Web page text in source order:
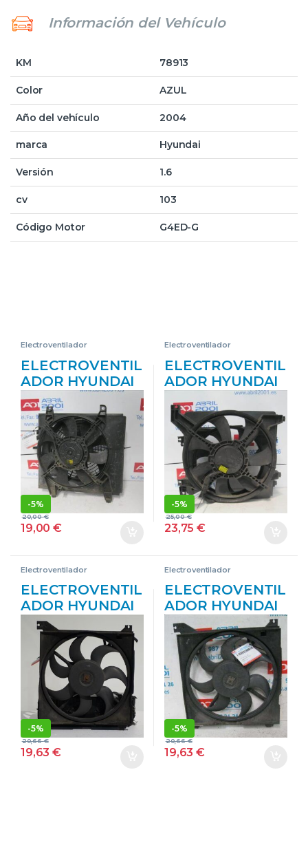
Información del Vehículo
KM 78913
Color AZUL
Año del vehículo 2004
marca Hyundai
Versión 1.6
cv 103
Código Motor G4ED-G
Electroventilador
ELECTROVENTIL
ADOR HYUNDAI
MATRIX (FC)
(2001->) 1.5 CRDI
D3-EA D3EA
VERDE
-5%
19,00€
20,00€
Electroventilador
ELECTROVENTIL
ADOR HYUNDAI
ELANTRA (XD)
(2000->) 2.0 CRDI
D4EA GRIS
-5%
23,75€
25,00€
Electroventilador
ELECTROVENTIL
ADOR HYUNDAI
SANTA FE (SM)
(2001->) 2.7 GLS
4X4 [2,7 LTR. –
127 KW V6 CAT]
G6BA-G G6BAG
GRIS
-5%
19,63€
20,66€
Electroventilador
ELECTROVENTIL
ADOR HYUNDAI
SANTA FE (SM)
(2001->) 2.4 16V
G4JS-G G4JSG
GRIS
-5%
19,63€
20,66€